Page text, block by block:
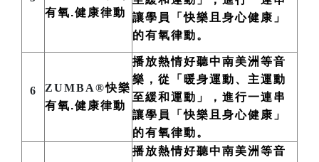
有氧.健康律動
讓學員「快樂且身心健康」
的有氧律動。
6 ZUMBA®快樂
有氧.健康律動
播放熱情好聽中南美洲 等音
樂，從「暖身運動、主運動
至緩和運動」，進行一連串
讓學員「快樂且身心健康」
的有氧律動。
播放熱情好聽中南美洲 等音